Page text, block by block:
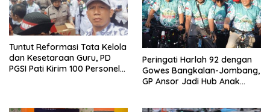
Tuntut Reformasi Tata Kelola
dan Kesetaraan Guru, PD
PGSI Pati Kirim 100 Personel
Peringati Harlah 92 dengan
Gowes Bangkalan-Jombang,
GP Ansor Jadi Hub Anak